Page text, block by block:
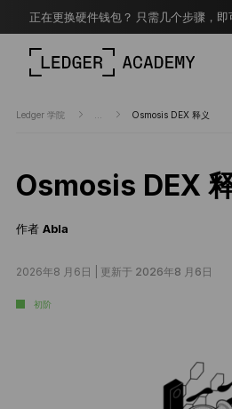
正在更换硬件钱包？ 只需几个步骤，即
Ledger 学院 Osmosis DEX 释义
Osmosis DEX
作者 Abla
2026年8 月6日 | 更新于 2026年8 月6日
初阶